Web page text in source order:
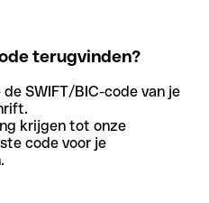
terugvinden?
SWIFT/BIC-code van je
krijgen tot onze
code voor je